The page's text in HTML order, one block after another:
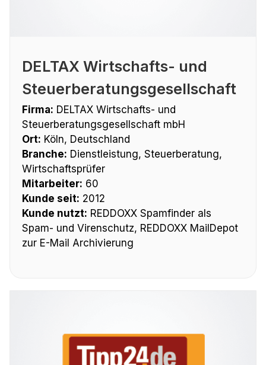
DELTAX Wirtschafts- und
Steuerberatungsgesellschaft
Firma: DELTAX Wirtschafts- und
Steuerberatungsgesellschaft mbH
Ort: Köln, Deutschland
Branche: Dienstleistung, Steuerberatung,
Wirtschaftsprüfer
Mitarbeiter: 60
Kunde seit: 2012
Kunde nutzt: REDDOXX Spamfinder als
Spam- und Virenschutz, REDDOXX MailDepot
zur E-Mail Archivierung